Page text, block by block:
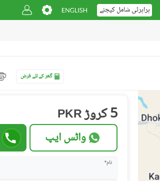
پراپرٹی شامل کیجئے
گھر کے لئے قرض
PKR 5 کروڑ
واٹس ایپ
نام*